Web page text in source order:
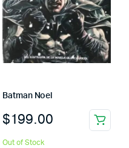
Batman Noel
$199.00
Out of Stock